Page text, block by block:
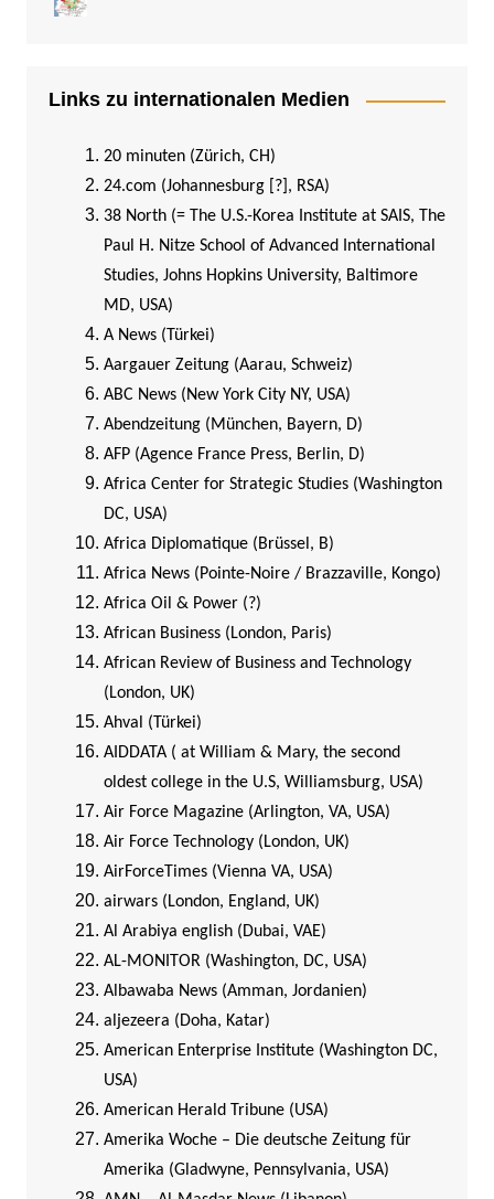
Links zu internationalen Medien
20 minuten (Zürich, CH)
24.com (Johannesburg [?], RSA)
38 North (= The U.S.-Korea Institute at SAIS, The
Paul H. Nitze School of Advanced International
Studies, Johns Hopkins University, Baltimore
MD, USA)
A News (Türkei)
Aargauer Zeitung (Aarau, Schweiz)
ABC News (New York City NY, USA)
Abendzeitung (München, Bayern, D)
AFP (Agence France Press, Berlin, D)
Africa Center for Strategic Studies (Washington
DC, USA)
Africa Diplomatique (Brüssel, B)
Africa News (Pointe-Noire / Brazzaville, Kongo)
Africa Oil & Power (?)
African Business (London, Paris)
African Review of Business and Technology
(London, UK)
Ahval (Türkei)
AIDDATA ( at William & Mary, the second
oldest college in the U.S, Williamsburg, USA)
Air Force Magazine (Arlington, VA, USA)
Air Force Technology (London, UK)
AirForceTimes (Vienna VA, USA)
airwars (London, England, UK)
Al Arabiya english (Dubai, VAE)
AL-MONITOR (Washington, DC, USA)
Albawaba News (Amman, Jordanien)
aljezeera (Doha, Katar)
American Enterprise Institute (Washington DC,
USA)
American Herald Tribune (USA)
Amerika Woche – Die deutsche Zeitung für
Amerika (Gladwyne, Pennsylvania, USA)